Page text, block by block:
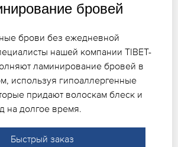
бровей
брови без ежедневной
нашей компании TIBET-
ламинирование бровей в
используя гипоаллергенные
придают волоскам блеск и
на долгое время.
Быстрый заказ